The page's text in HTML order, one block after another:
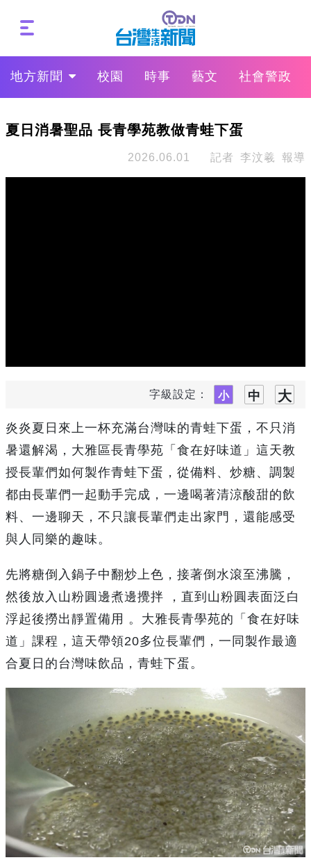
地方新聞 校園 時事 藝文 社會警政
夏日消暑聖品 長青學苑教做青蛙下蛋
2026.06.01 記者 李汶羲 報導
字級設定：
炎炎夏日來上一杯充滿台灣味的青蛙下蛋，不只消
暑還解渴，大雅區長青學苑「食在好味道」這天教
授長輩們如何製作青蛙下蛋，從備料、炒糖、調製
都由長輩們一起動手完成，一邊喝著清涼酸甜的飲
料、一邊聊天，不只讓長輩們走出家門，還能感受
與人同樂的趣味。
先將糖倒入鍋子中翻炒上色，接著倒水滾至沸騰，
然後放入山粉圓邊煮邊攪拌 ，直到山粉圓表面泛白
浮起後撈出靜置備用 。大雅長青學苑的「食在好味
道」課程，這天帶領20多位長輩們，一同製作最適
合夏日的台灣味飲品，青蛙下蛋。